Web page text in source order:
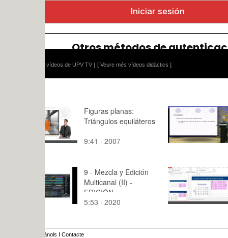
vídeos de UPV TV ] [ Veure més vídeos didàctics ]
Figuras planas:
Triángulos equiláteros
9:41 · 2007
lecho
partículas
6528:21 ·
9 - Mezcla y Edición
Multicanal (II) -
EDICIÓN
MULTICANAL
5:53 · 2020 8:03 · 2016